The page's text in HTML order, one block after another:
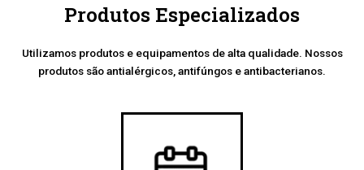
Produtos Especializados
Utilizamos produtos e equipamentos de alta qualidade. Nossos
produtos são antialérgicos, antifúngos e antibacterianos.